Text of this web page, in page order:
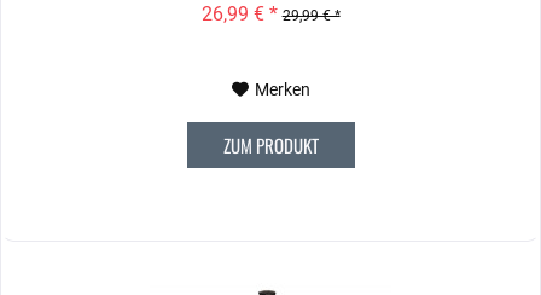
26,99 € * 29,99 € *
Merken
ZUM PRODUKT